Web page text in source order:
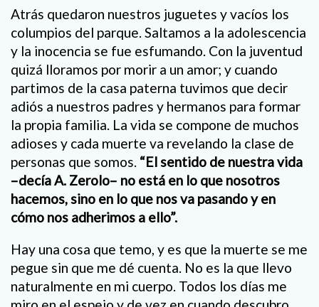
Atrás quedaron nuestros juguetes y vacíos los
columpios del parque. Saltamos a la adolescencia
y la inocencia se fue esfumando. Con la juventud
quizá lloramos por morir a un amor; y cuando
partimos de la casa paterna tuvimos que decir
adiós a nuestros padres y hermanos para formar
la propia familia. La vida se compone de muchos
adioses y cada muerte va revelando la clase de
personas que somos. “El sentido de nuestra vida
–decía A. Zerolo– no está en lo que nosotros
hacemos, sino en lo que nos va pasando y en
cómo nos adherimos a ello”.
Hay una cosa que temo, y es que la muerte se me
pegue sin que me dé cuenta. No es la que llevo
naturalmente en mi cuerpo. Todos los días me